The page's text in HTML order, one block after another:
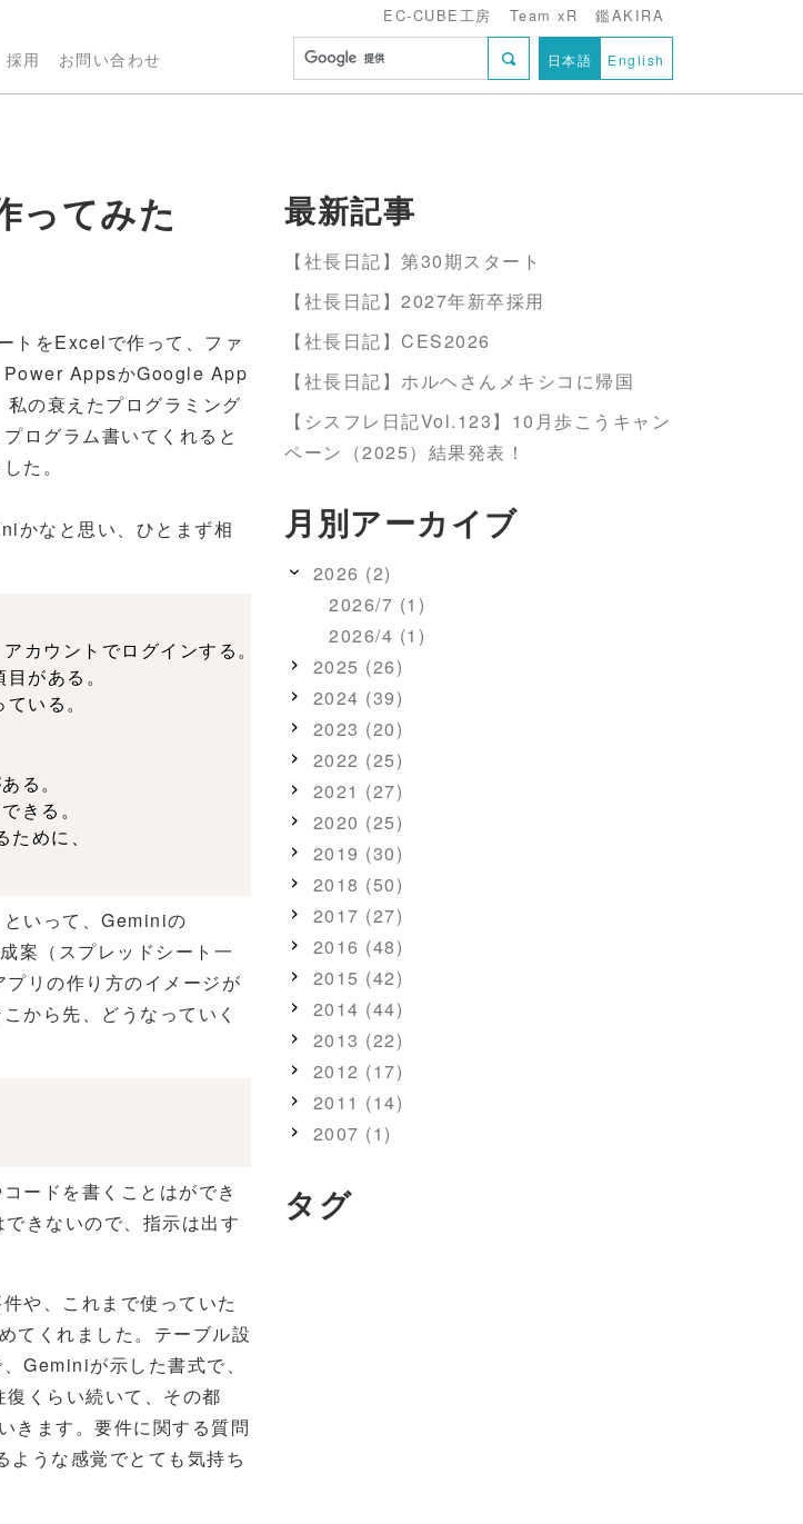
EC-CUBE工房 Team xR 鑑AKIRA
採用 お問い合わせ 日本語 English
ってみた
トをExcelで作って、ファ
Power AppsかGoogle App
の衰えたプログラミング
ログラム書いてくれると
た。
なと思い、ひとまず相
ウントでログインする。
がある。
いる。
る。
きる。
めに、
いって、Geminiの
案（スプレッドシート一
リの作り方のイメージが
から先、どうなっていく
ードを書くことはができ
きないので、指示は出す
や、これまで使っていた
てくれました。テーブル設
Geminiが示した書式で、
くらい続いて、その都
きます。要件に関する質問
ような感覚でとても気持ち
最新記事
【社長日記】第30期スタート
【社長日記】2027年新卒採用
【社長日記】CES2026
【社長日記】ホルヘさんメキシコに帰国
【シスフレ日記Vol.123】10月歩こうキャン
ペーン（2025）結果発表！
月別アーカイブ
2026 (2)
2026/7 (1)
2026/4 (1)
2025 (26)
2024 (39)
2023 (20)
2022 (25)
2021 (27)
2020 (25)
2019 (30)
2018 (50)
2017 (27)
2016 (48)
2015 (42)
2014 (44)
2013 (22)
2012 (17)
2011 (14)
2007 (1)
タグ